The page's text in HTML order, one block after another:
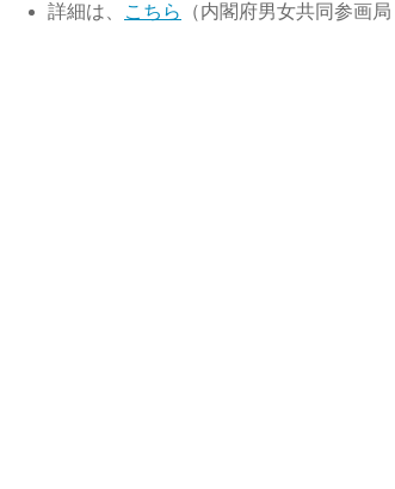
詳細は、 こちら （内閣府男女共同参画局